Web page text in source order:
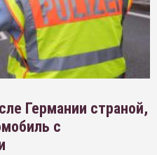
Германии страной,
с